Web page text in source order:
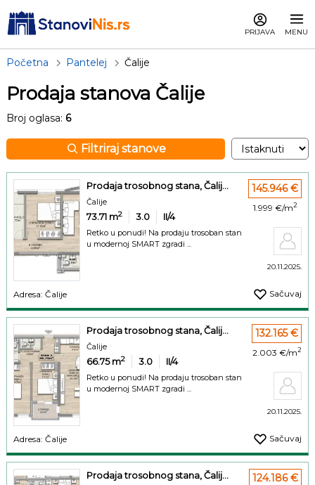
PRIJAVA MENU
Početna Pantelej Čalije
Prodaja stanova Čalije
Broj oglasa: 6
Filtriraj stanove
Prodaja trosobnog stana, Čalij...
Čalije
73.71 m2 3.0 II/4
Retko u ponudi! Na prodaju trosoban stan
u modernoj SMART zgradi ...
145.946 €
1.999 €/m2
20.11.2025.
Adresa: Čalije Sačuvaj
Prodaja trosobnog stana, Čalij...
Čalije
66.75m2 3.0 II/4
Retko u ponudi! Na prodaju trosoban stan
u modernoj SMART zgradi ...
132.165 €
2.003 €/m2
20.11.2025.
Adresa: Čalije Sačuvaj
Prodaja trosobnog stana, Čalij... 124.186 €